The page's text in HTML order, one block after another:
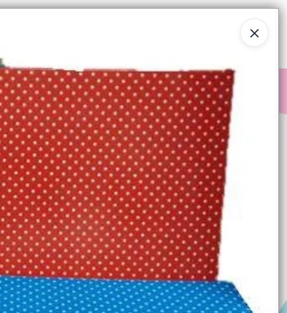
QUIÉNES SOMOS